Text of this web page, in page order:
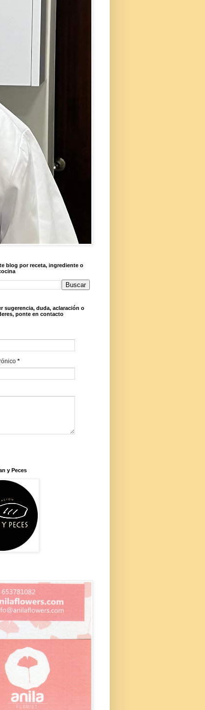
blog por receta, ingrediente o
sugerencia, duda, aclaración o
ponte en contacto
*
y Peces